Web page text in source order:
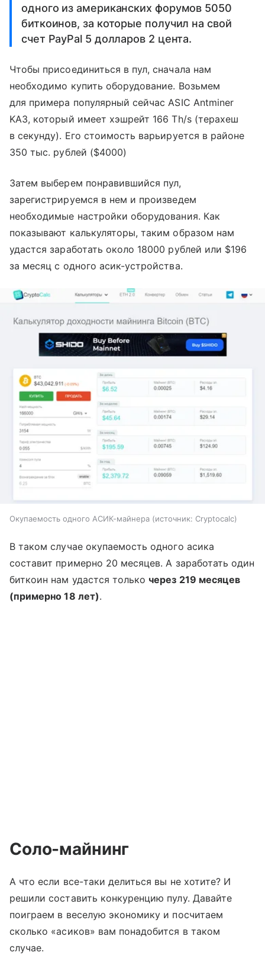
одного из американских форумов 5050
биткоинов, за которые получил на свой
счет PayPal 5 долларов 2 цента.
Чтобы присоединиться в пул, сначала нам
необходимо купить оборудование. Возьмем
для примера популярный сейчас ASIC Antminer
KA3, который имеет хэшрейт 166 Th/s (терахеш
в секунду). Его стоимость варьируется в районе
350 тыс. рублей ($4000)
Затем выберем понравившийся пул,
зарегистрируемся в нем и произведем
необходимые настройки оборудования. Как
показывают калькуляторы, таким образом нам
удастся заработать около 18000 рублей или $196
за месяц с одного асик-устройства.
Окупаемость одного АСИК-майнера источник: Сryptocalc
В таком случае окупаемость одного асика
составит примерно 20 месяцев. А заработать один
биткоин нам удастся только через 219 месяцев
(примерно 18 лет).
Соло-майнинг
А что если все-таки делиться вы не хотите? И
решили составить конкуренцию пулу. Давайте
поиграем в веселую экономику и посчитаем
сколько «асиков» вам понадобится в таком
случае.